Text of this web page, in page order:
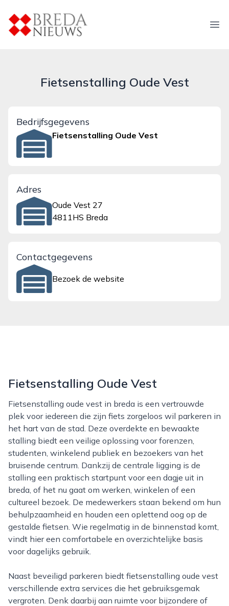
breda-nieuws.nl
Fietsenstalling Oude Vest
Bedrijfsgegevens
Fietsenstalling Oude Vest
Adres
Oude Vest 27
4811HS Breda
Contactgegevens
Bezoek de website
Fietsenstalling Oude Vest
Fietsenstalling oude vest in breda is een vertrouwde
plek voor iedereen die zijn fiets zorgeloos wil parkeren in
het hart van de stad. Deze overdekte en bewaakte
stalling biedt een veilige oplossing voor forenzen,
studenten, winkelend publiek en bezoekers van het
bruisende centrum. Dankzij de centrale ligging is de
stalling een praktisch startpunt voor een dagje uit in
breda, of het nu gaat om werken, winkelen of een
cultureel bezoek. De medewerkers staan bekend om hun
behulpzaamheid en houden een oplettend oog op de
gestalde fietsen. Wie regelmatig in de binnenstad komt,
vindt hier een comfortabele en overzichtelijke basis
voor dagelijks gebruik.
Naast beveiligd parkeren biedt fietsenstalling oude vest
verschillende extra services die het gebruiksgemak
vergroten. Denk daarbij aan ruimte voor bijzondere of